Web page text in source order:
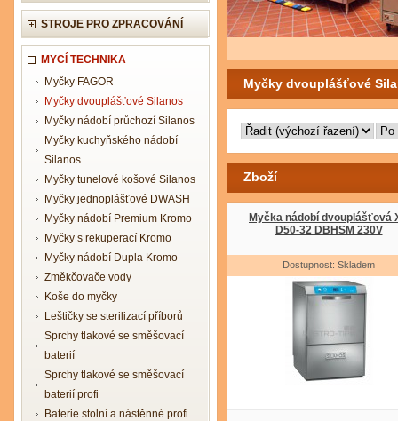
STROJE PRO ZPRACOVÁNÍ
MYCÍ TECHNIKA
Myčky FAGOR
Myčky dvouplášťové Silanos
Myčky nádobí průchozí Silanos
Myčky kuchyňského nádobí
Silanos
Myčky tunelové košové Silanos
Myčky jednoplášťové DWASH
Myčky nádobí Premium Kromo
Myčky s rekuperací Kromo
Myčky nádobí Dupla Kromo
Změkčovače vody
Koše do myčky
Leštičky se sterilizací příborů
Sprchy tlakové se směšovací
baterií
Sprchy tlakové se směšovací
baterií profi
Baterie stolní a nástěnné profi
Myčky dvouplášťové
Zboží
Myčka nádobí dvouplášťová
D50-32 DBHSM 230V
Dostupnost: Skladem